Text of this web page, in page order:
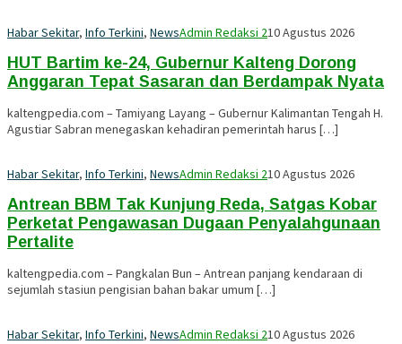
Habar Sekitar, Info Terkini, NewsAdmin Redaksi 210 Agustus 2026
HUT Bartim ke-24, Gubernur Kalteng Dorong
Anggaran Tepat Sasaran dan Berdampak Nyata
kaltengpedia.com – Tamiyang Layang – Gubernur Kalimantan Tengah H.
Agustiar Sabran menegaskan kehadiran pemerintah harus […]
Habar Sekitar, Info Terkini, NewsAdmin Redaksi 210 Agustus 2026
Antrean BBM Tak Kunjung Reda, Satgas Kobar
Perketat Pengawasan Dugaan Penyalahgunaan
Pertalite
kaltengpedia.com – Pangkalan Bun – Antrean panjang kendaraan di
sejumlah stasiun pengisian bahan bakar umum […]
Habar Sekitar, Info Terkini, NewsAdmin Redaksi 210 Agustus 2026